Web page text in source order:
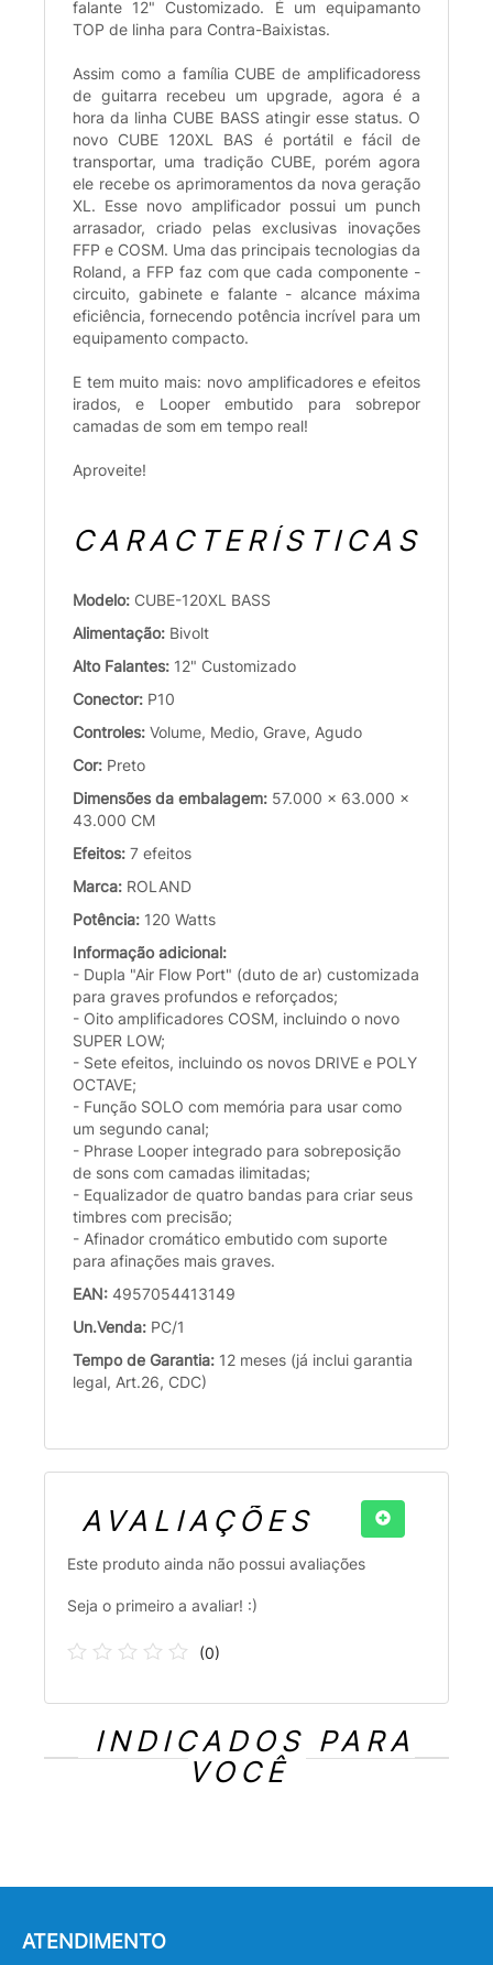
falante 12" Customizado. É um equipamanto
TOP de linha para Contra-Baixistas.
Assim como a família CUBE de amplificadoress
de guitarra recebeu um upgrade, agora é a
hora da linha CUBE BASS atingir esse status. O
novo CUBE 120XL BAS é portátil e fácil de
transportar, uma tradição CUBE, porém agora
ele recebe os aprimoramentos da nova geração
XL. Esse novo amplificador possui um punch
arrasador, criado pelas exclusivas inovações
FFP e COSM. Uma das principais tecnologias da
Roland, a FFP faz com que cada componente -
circuito, gabinete e falante - alcance máxima
eficiência, fornecendo potência incrível para um
equipamento compacto.
E tem muito mais: novo amplificadores e efeitos
irados, e Looper embutido para sobrepor
camadas de som em tempo real!
Aproveite!
CARACTERÍSTICAS
Modelo: CUBE-120XL BASS
Alimentação: Bivolt
Alto Falantes: 12" Customizado
Conector: P10
Controles: Volume, Medio, Grave, Agudo
Cor: Preto
Dimensões da embalagem: 57.000 x 63.000 x
43.000 CM
Efeitos: 7 efeitos
Marca: ROLAND
Potência: 120 Watts
Informação adicional:
- Dupla "Air Flow Port" (duto de ar) customizada
para graves profundos e reforçados;
- Oito amplificadores COSM, incluindo o novo
SUPER LOW;
- Sete efeitos, incluindo os novos DRIVE e POLY
OCTAVE;
- Função SOLO com memória para usar como
um segundo canal;
- Phrase Looper integrado para sobreposição
de sons com camadas ilimitadas;
- Equalizador de quatro bandas para criar seus
timbres com precisão;
- Afinador cromático embutido com suporte
para afinações mais graves.
EAN: 4957054413149
Un.Venda: PC/1
Tempo de Garantia: 12 meses (já inclui garantia
legal, Art.26, CDC)
AVALIAÇÕES
Este produto ainda não possui avaliações
Seja o primeiro a avaliar! :)
(0)
INDICADOS PARA
VOCÊ
ATENDIMENTO